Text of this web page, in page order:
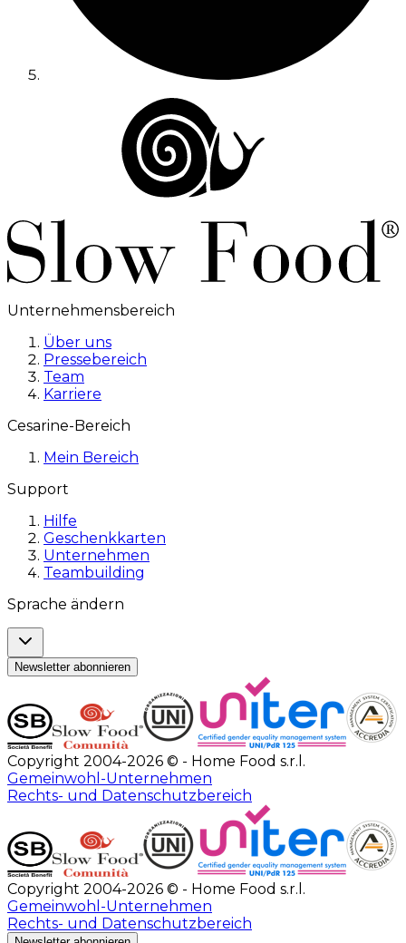
Unternehmensbereich
Über uns
Pressebereich
Team
Karriere
Cesarine-Bereich
Mein Bereich
Support
Hilfe
Geschenkkarten
Unternehmen
Teambuilding
Sprache ändern
Newsletter abonnieren
Copyright 2004-2026 © - Home Food s.r.l.
Gemeinwohl-Unternehmen
Rechts- und Datenschutzbereich
Copyright 2004-2026 © - Home Food s.r.l.
Gemeinwohl-Unternehmen
Rechts- und Datenschutzbereich